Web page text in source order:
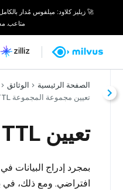
متاعب.
الصفحة الرئيسية الوثائق
تعيين مجموعة المجموعة TTL
تعيين TTL للمجموعة
بمجرد إدراج
افتراضي. ومع ذلك، في